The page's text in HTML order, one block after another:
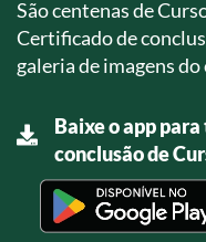
São centenas de
Certificado de
galeria de imagens do
Baixe o app
conclusão de